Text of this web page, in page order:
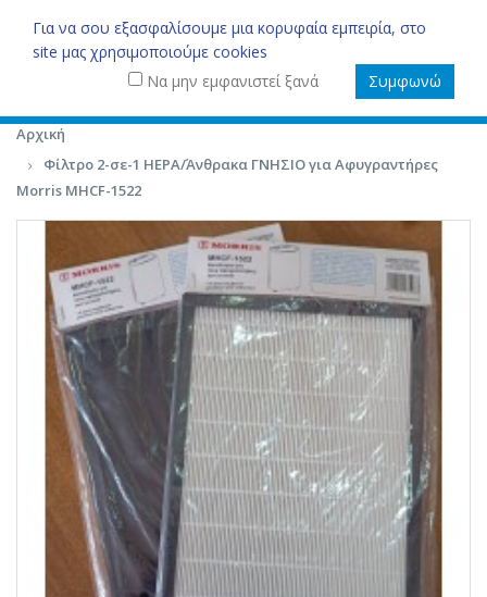
Για να σου εξασφαλίσουμε μια κορυφαία εμπειρία, στο
site μας χρησιμοποιούμε cookies
Να μην εμφανιστεί ξανά
Συμφωνώ
Αρχική
Φίλτρο 2-σε-1 HEPA/Άνθρακα ΓΝΗΣΙΟ για Αφυγραντήρες
Morris MHCF-1522